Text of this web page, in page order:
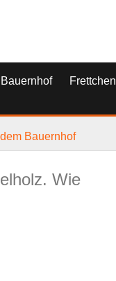
Frettchen
Bauernhof
Wie